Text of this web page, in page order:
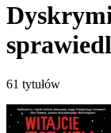
61 tytułów